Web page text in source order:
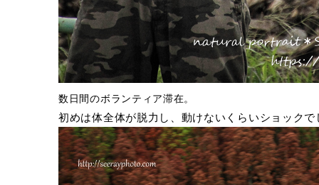
数日間のボランティア滞在。
初めは体全体が脱力し、動けないくらいショックで